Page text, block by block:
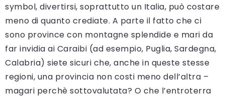
symbol, divertirsi, soprattutto un Italia, può costare
meno di quanto crediate. A parte il fatto che ci
sono province con montagne splendide e mari da
far invidia ai Caraibi (ad esempio, Puglia, Sardegna,
Calabria) siete sicuri che, anche in queste stesse
regioni, una provincia non costi meno dell’altra –
magari perchè sottovalutata? O che l’entroterra